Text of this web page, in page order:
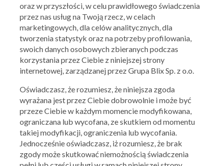
APLIKACJA NA TELEFON
NASZE MARKI
Aldi Answear.com
Auchan
Biedronka
Black Red White
Bricomarche
Burger King
Carrefour
Castorama
Da Grasso
Deichmann
Delikatesy Centrum
DINO
Douglas
oraz w przyszłości, w celu prawidłowego świadczenia
przez nas usług na Twoją rzecz, w celach
marketingowych, dla celów analitycznych, dla
tworzenia statystyk oraz na potrzeby profilowania,
swoich danych osobowych zbieranych podczas
korzystania przez Ciebie z niniejszej strony
internetowej, zarządzanej przez Grupa Blix Sp. z o.o.
Oświadczasz, że rozumiesz, że niniejsza zgoda
wyrażana jest przez Ciebie dobrowolnie i może być
przeze Ciebie w każdym momencie modyfikowana,
ograniczana lub wycofana, ze skutkiem od momentu
takiej modyfikacji, ograniczenia lub wycofania.
Jednocześnie oświadczasz, iż rozumiesz, że brak
zgody może skutkować niemożnością świadczenia